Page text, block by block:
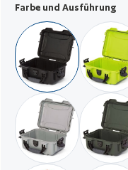
Farbe und Ausführung
schwarz / leer
silber / leer